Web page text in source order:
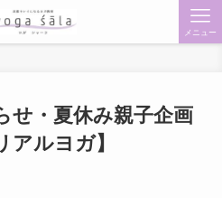
メニュー
せ・夏休み親子企画
アルヨガ】